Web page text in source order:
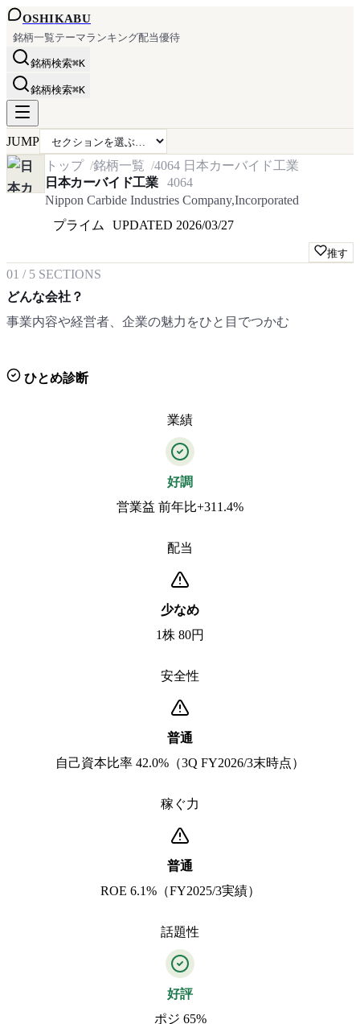
OSHIKABU
銘柄一覧テーマランキング配当優待
銘柄検索⌘K
銘柄検索⌘K
JUMP
トップ
銘柄一覧 4064 日本カーバイド工業
日本カーバイド工業
4064
Nippon Carbide Industries Company,Incorporated
プライム
UPDATED 2026/03/27
推す
01 / 5 SECTIONS
どんな会社？
事業内容や経営者、企業の魅力をひと目でつかむ
ひとめ診断
業績
好調
営業益 前年比+311.4%
配当
少なめ
1株 80円
安全性
普通
自己資本比率 42.0%（3Q FY2026/3末時点）
稼ぐ力
普通
ROE 6.1%（FY2025/3実績）
話題性
好評
ポジ 65%